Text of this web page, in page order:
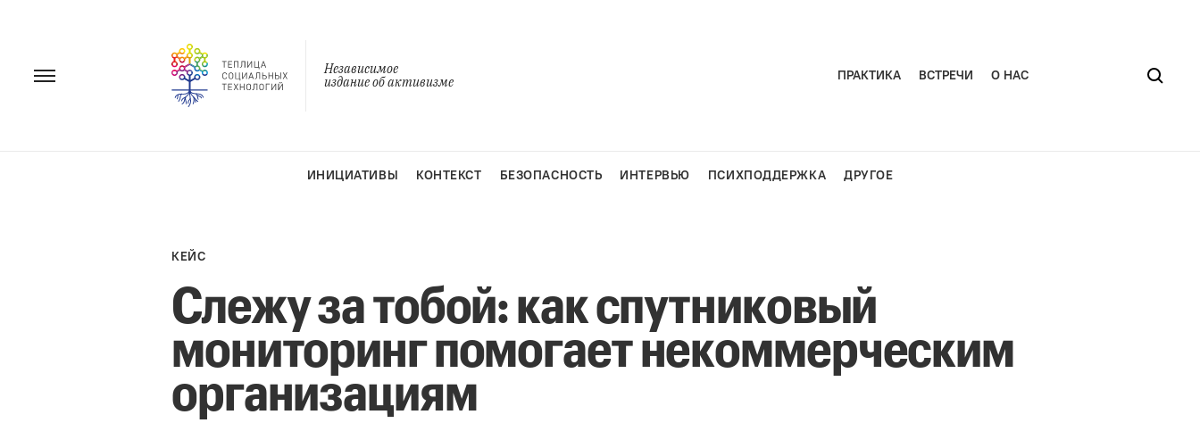
Независимое
издание об активизме
ПРАКТИКА ВСТРЕЧИ О НАС
ИНИЦИАТИВЫ КОНТЕКСТ БЕЗОПАСНОСТЬ ИНТЕРВЬЮ ПСИХПОДДЕРЖКА ДРУГОЕ
КЕЙС
Слежу за тобой: как спутниковый
мониторинг помогает некоммерческим
организациям